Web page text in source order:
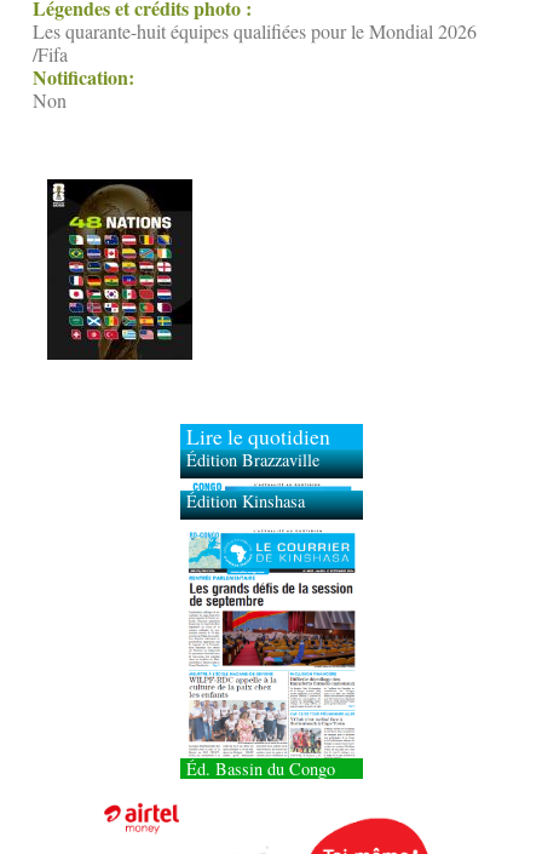
Légendes et crédits photo :
Les quarante-huit équipes qualifiées pour le Mondial 2026
/Fifa
Notification:
Non
Lire le quotidien
Édition Brazzaville
Édition Kinshasa
Éd. Bassin du Congo